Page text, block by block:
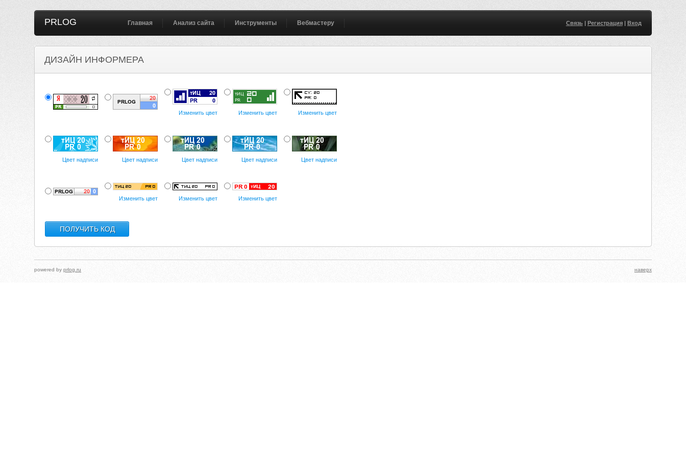
PRLOG Главная Анализ сайта Инструменты Вебмастеру Связь| Регистрация| Вход
ДИЗАЙН ИНФОРМЕРА
Изменить цвет Изменить цвет Изменить цвет
Цвет надписи Цвет надписи Цвет надписи Цвет надписи Цвет надписи
Изменить цвет Изменить цвет Изменить цвет
powered byprlog.ru наверх